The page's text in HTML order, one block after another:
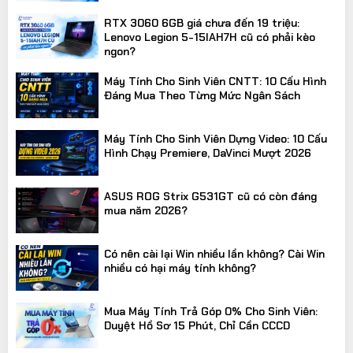
RTX 3060 6GB giá chưa đến 19 triệu:
Lenovo Legion 5-15IAH7H cũ có phải kèo
ngon?
Máy Tính Cho Sinh Viên CNTT: 10 Cấu Hình
Đáng Mua Theo Từng Mức Ngân Sách
Máy Tính Cho Sinh Viên Dựng Video: 10 Cấu
Hình Chạy Premiere, DaVinci Mượt 2026
ASUS ROG Strix G531GT cũ có còn đáng
mua năm 2026?
Có nên cài lại Win nhiều lần không? Cài Win
nhiều có hại máy tính không?
Mua Máy Tính Trả Góp 0% Cho Sinh Viên:
Duyệt Hồ Sơ 15 Phút, Chỉ Cần CCCD